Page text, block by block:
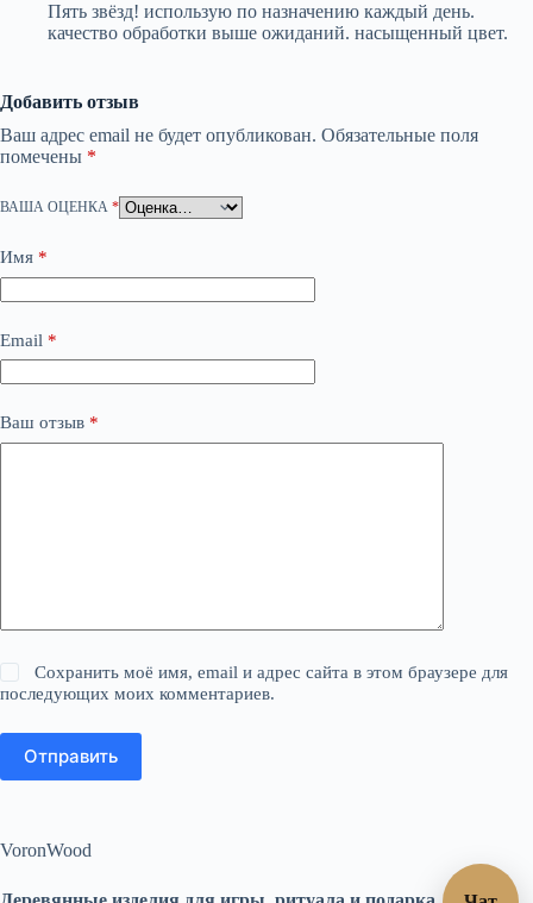
Пять звёзд! использую по назначению каждый день.
качество обработки выше ожиданий. насыщенный цвет.
Добавить отзыв
Ваш адрес email не будет опубликован. Обязательные поля
помечены *
ВАША ОЦЕНКА *
Имя *
Email *
Ваш отзыв *
Сохранить моё имя, email и адрес сайта в этом браузере для
последующих моих комментариев.
Отправить
VoronWood